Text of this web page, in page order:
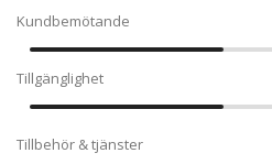
Kundbemötande
Tillgänglighet
Tillbehör & tjänster